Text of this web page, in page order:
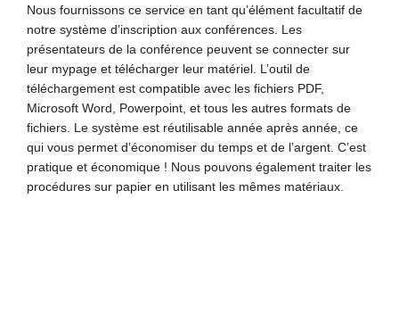
Nous fournissons ce service en tant qu’élément facultatif de
notre système d’inscription aux conférences. Les
présentateurs de la conférence peuvent se connecter sur
leur mypage et télécharger leur matériel. L’outil de
téléchargement est compatible avec les fichiers PDF,
Microsoft Word, Powerpoint, et tous les autres formats de
fichiers. Le système est réutilisable année après année, ce
qui vous permet d’économiser du temps et de l’argent. C’est
pratique et économique ! Nous pouvons également traiter les
procédures sur papier en utilisant les mêmes matériaux.